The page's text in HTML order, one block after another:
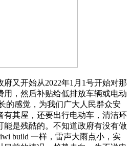
又开始从2022年1月1号开始对那
用，然后补贴给低排放车辆或电动
的感觉，为我们广大人民群众安
有其屋，还要出行电动车，清洁环
能是残酷的。不知道政府有没有做
build 一样，雷声大雨点小，实